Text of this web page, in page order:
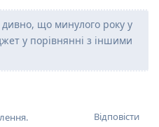
дивно, що минулого року у
у порівнянні з іншими
Відповісти